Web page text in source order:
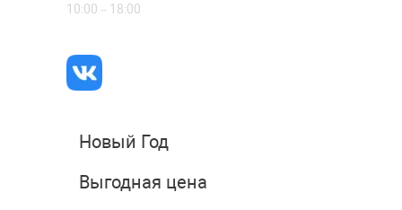
10:00 – 18:00
Новый Год
Выгодная цена